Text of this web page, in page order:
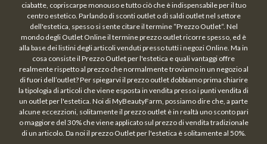
ciabatte, copriscarpe monouso e tutto ciò che è indispensabile per il tuo
centro estetico. Parlando di sconti outlet o di saldi outlet nel settore
dell'estetica, spesso si sente citare il termine “Prezzo Outlet“. Nel
mondo degli Outlet Online il termine prezzo outlet ricorre spesso, ed è
alla base dei listini degli articoli venduti presso tutti i negozi Online. Ma in
cosa consiste il Prezzo Outlet per l'estetica e quali vantaggi offre
realmente rispetto al prezzo che normalmente troviamo in un negozio al
di fuori dell’outlet? Per spiegarvi il prezzo outlet dobbiamo prima chiarire
la tipologia di articoli che viene esposta in vendita presso i punti vendita di
un outlet per l'estetica. Noi di MyBeautyFarm, possiamo dire che, a parte
alcune eccezzioni, solitamente il prezzo outlet è in realtà uno sconto pari
o maggiore del 30% che viene applicato sul prezzo di vendita tradizionale
di un articolo. Da noi il prezzo Outlet per l'estetica è solitamente al 50%.